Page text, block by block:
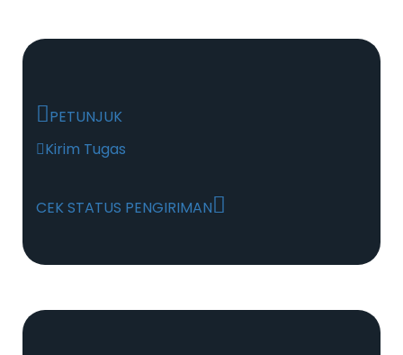
PETUNJUK
Kirim Tugas
CEK STATUS PENGIRIMAN